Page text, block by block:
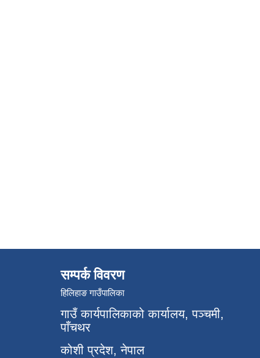
सम्पर्क विवरण
हिलिहाङ गाउँपालिका
गाउँ कार्यपालिकाको कार्यालय, पञ्चमी,
पाँचथर
कोशी प्रदेश, नेपाल